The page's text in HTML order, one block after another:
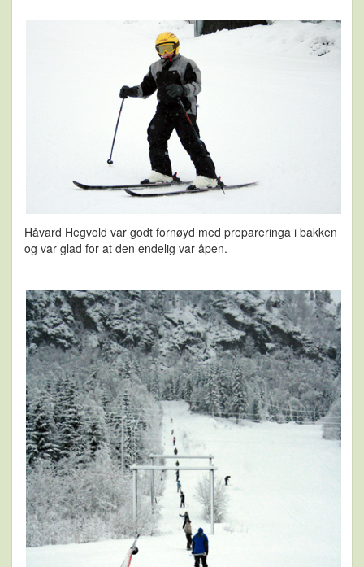
Håvard Hegvold var godt fornøyd med prepareringa i bakken
og var glad for at den endelig var åpen.